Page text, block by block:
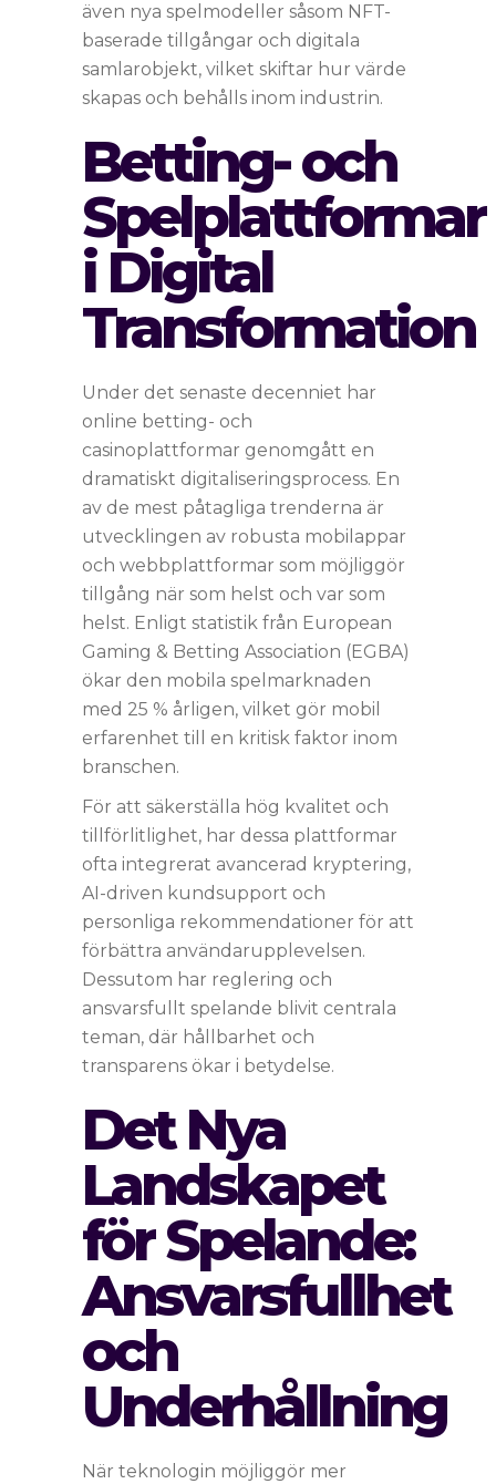
även nya spelmodeller såsom NFT-
baserade tillgångar och digitala
samlarobjekt, vilket skiftar hur värde
skapas och behålls inom industrin.
Betting- och
Spelplattformar
i Digital
Transformation
Under det senaste decenniet har
online betting- och
casinoplattformar genomgått en
dramatiskt digitaliseringsprocess. En
av de mest påtagliga trenderna är
utvecklingen av robusta mobilappar
och webbplattformar som möjliggör
tillgång när som helst och var som
helst. Enligt statistik från European
Gaming & Betting Association (EGBA)
ökar den mobila spelmarknaden
med 25 % årligen, vilket gör mobil
erfarenhet till en kritisk faktor inom
branschen.
För att säkerställa hög kvalitet och
tillförlitlighet, har dessa plattformar
ofta integrerat avancerad kryptering,
AI-driven kundsupport och
personliga rekommendationer för att
förbättra användarupplevelsen.
Dessutom har reglering och
ansvarsfullt spelande blivit centrala
teman, där hållbarhet och
transparens ökar i betydelse.
Det Nya
Landskapet
för Spelande:
Ansvarsfullhet
och
Underhållning
När teknologin möjliggör mer